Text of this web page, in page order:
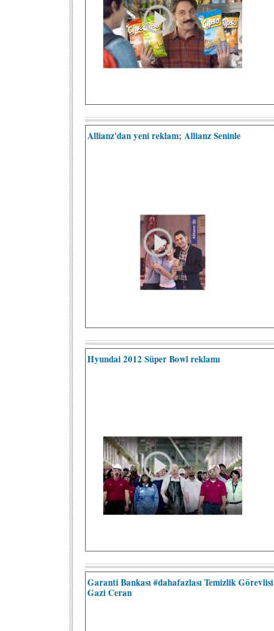
Allianz'dan yeni reklam; Allianz Seninle
Hyundai 2012 Süper Bowl reklamı
Garanti Bankası #dahafazlası Temizlik Görevlisi
Gazi Ceran